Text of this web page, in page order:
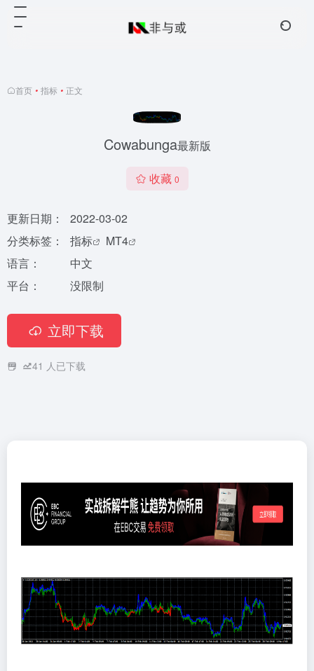
首页 • 指标 • 正文
Cowabunga最新版
收藏 0
更新日期：
2022-03-02
分类标签：
指标
MT4
语言：
中文
平台：
没限制
立即下载
41 人已下载